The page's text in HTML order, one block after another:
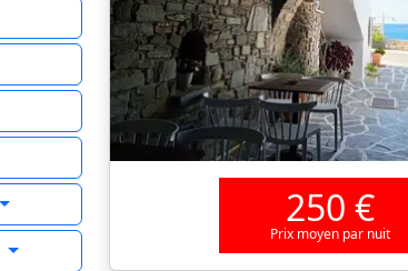
250 €
Prix moyen par nuit